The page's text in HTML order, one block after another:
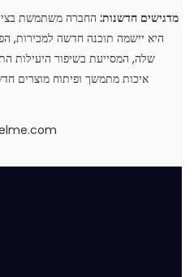
מדגישים חדשנות: החברה משתמשת
היא יישמה תוכנה חדשה למכירות,
שלה, המסייעת בשיפור היעילות
איכות מתמשך ופיתוח מוצרים